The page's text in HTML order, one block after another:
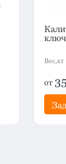
ключ
Вес,кг
от